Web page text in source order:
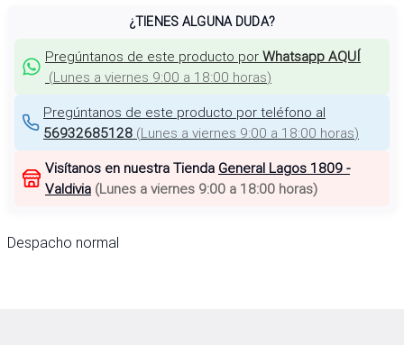
¿TIENES ALGUNA DUDA?
Pregúntanos de este producto por Whatsapp AQUÍ
(Lunes a viernes 9:00 a 18:00 horas)
Pregúntanos de este producto por teléfono al
56932685128 (Lunes a viernes 9:00 a 18:00 horas)
Visítanos en nuestra Tienda General Lagos 1809 -
Valdivia (Lunes a viernes 9:00 a 18:00 horas)
Despacho normal